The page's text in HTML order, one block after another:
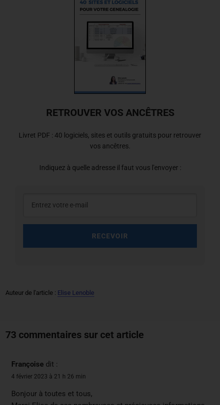
RETROUVER VOS ANCÊTRES
Livret PDF : 40 logiciels, sites et outils gratuits pour retrouver
vos ancêtres.
Indiquez à quelle adresse il faut vous l'envoyer :
RECEVOIR
Auteur de l'article : Elise Lenoble
73 commentaires sur cet article
Françoise dit :
4 février 2023 à 21 h 26 min
Bonjour à toutes et tous,